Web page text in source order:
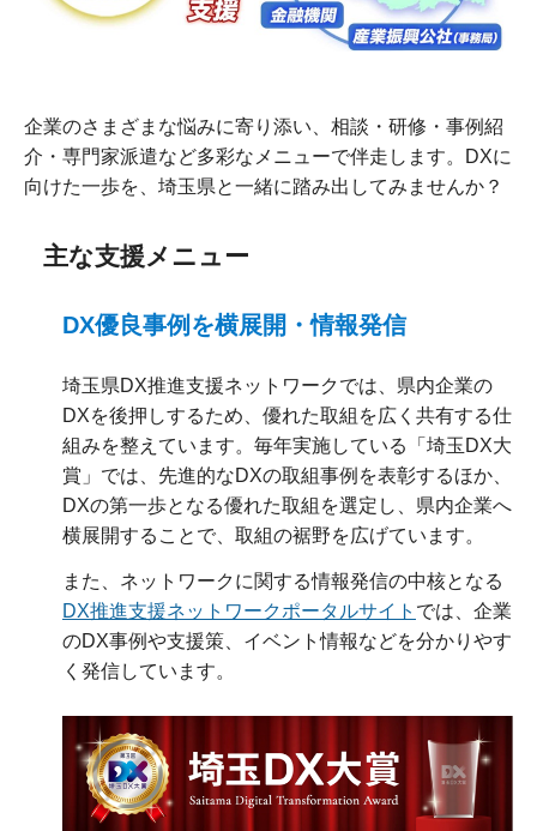
企業のさまざまな悩みに寄り添い、相談・研修・事例紹
介・専門家派遣など多彩なメニューで伴走します。DXに
向けた一歩を、埼玉県と一緒に踏み出してみませんか？
主な支援メニュー
DX優良事例を横展開・情報発信
埼玉県DX推進支援ネットワークでは、県内企業の
DXを後押しするため、優れた取組を広く共有する仕
組みを整えています。毎年実施している「埼玉DX大
賞」では、先進的なDXの取組事例を表彰するほか、
DXの第一歩となる優れた取組を選定し、県内企業へ
横展開することで、取組の裾野を広げています。
また、ネットワークに関する情報発信の中核となる
DX推進支援ネットワークポータルサイト では、企業
のDX事例や支援策、イベント情報などを分かりやす
く発信しています。